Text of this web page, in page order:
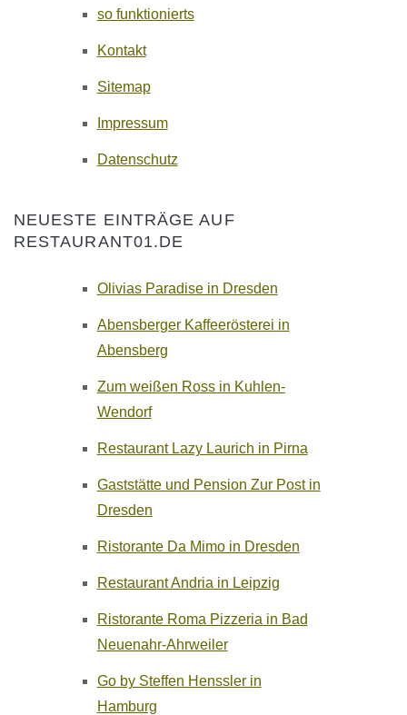
so funktionierts
Kontakt
Sitemap
Impressum
Datenschutz
NEUESTE EINTRÄGE AUF
RESTAURANT01.DE
Olivias Paradise in Dresden
Abensberger Kaffeerösterei in
Abensberg
Zum weißen Ross in Kuhlen-
Wendorf
Restaurant Lazy Laurich in Pirna
Gaststätte und Pension Zur Post in
Dresden
Ristorante Da Mimo in Dresden
Restaurant Andria in Leipzig
Ristorante Roma Pizzeria in Bad
Neuenahr-Ahrweiler
Go by Steffen Henssler in
Hamburg